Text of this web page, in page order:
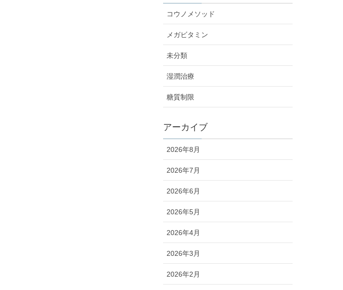
コウノメソッド
メガビタミン
未分類
湿潤治療
糖質制限
アーカイブ
2026年8月
2026年7月
2026年6月
2026年5月
2026年4月
2026年3月
2026年2月